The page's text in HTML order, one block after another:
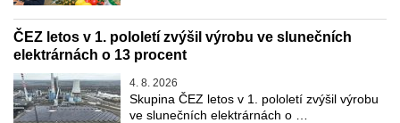
ČEZ letos v 1. pololetí zvýšil výrobu ve slunečních
elektrárnách o 13 procent
4. 8. 2026
Skupina ČEZ letos v 1. pololetí zvýšil výrobu
ve slunečních elektrárnách o …